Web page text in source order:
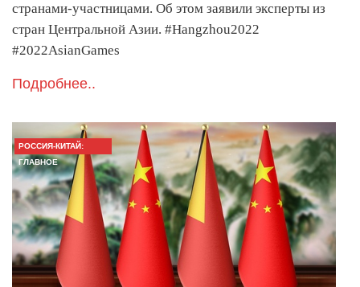
странами-участницами. Об этом заявили эксперты из
стран Центральной Азии. #Hangzhou2022
#2022AsianGames
Подробнее..
РОССИЯ-КИТАЙ:
ГЛАВНОЕ